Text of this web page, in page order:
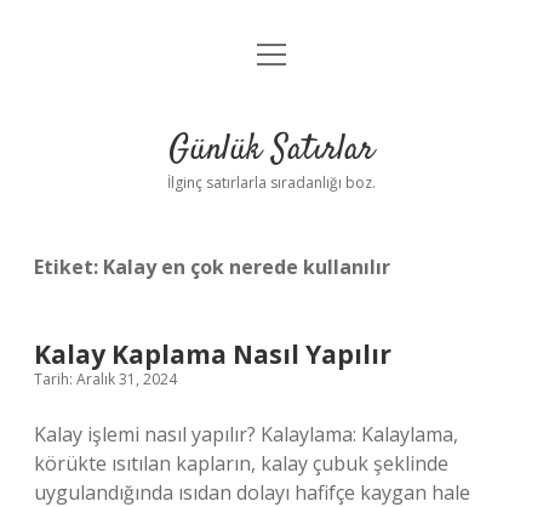
Anasayfa
Yasal Uyarı
menüyü
Günlük Satırlar
İlginç satırlarla sıradanlığı boz.
Etiket: Kalay en çok nerede kullanılır
Kalay Kaplama Nasıl Yapılır
Tarih: Aralık 31, 2024
Kalay işlemi nasıl yapılır? Kalaylama: Kalaylama,
körükte ısıtılan kapların, kalay çubuk şeklinde
uygulandığında ısıdan dolayı hafifçe kaygan hale